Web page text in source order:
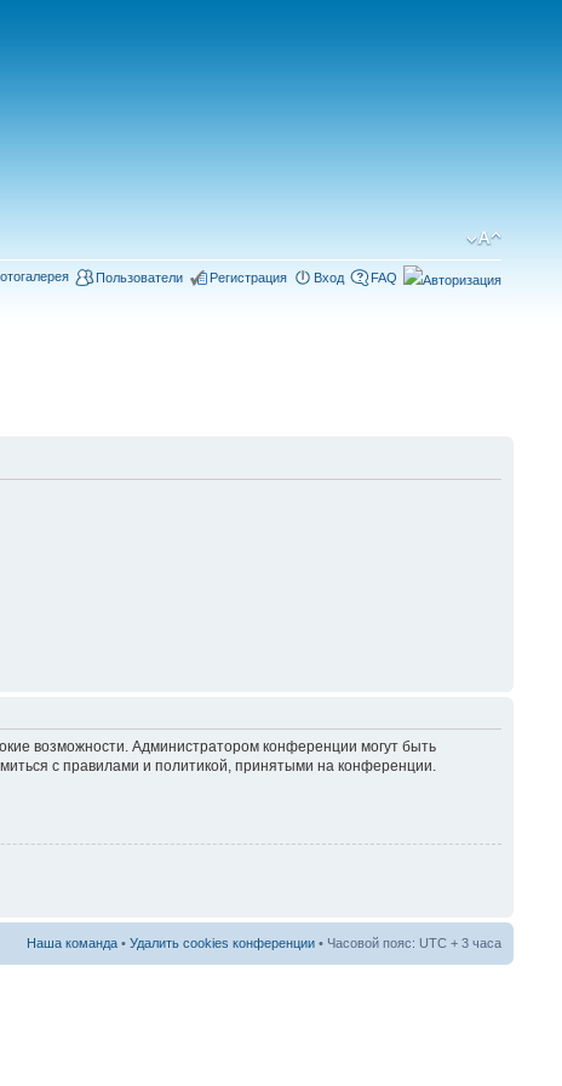
Пользователи Регистрация Вход FAQ
возможности. Администратором конференции могут быть
с правилами и политикой, принятыми на конференции.
Наша команда • Удалить cookies конференции • Часовой пояс: UTC + 3 часа